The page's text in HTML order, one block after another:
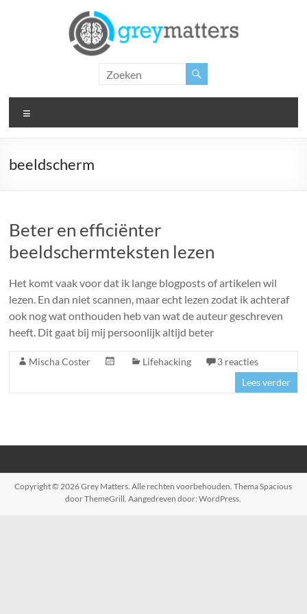
Matters
Insight.
Inspiration.
beeldscherm
Beter en efficiënter
beeldschermteksten lezen
Het komt vaak voor dat ik lange blogposts of artikelen wil
lezen. En dan niet scannen, maar echt lezen zodat ik achteraf
ook nog wat onthouden heb van wat de auteur geschreven
heeft. Dit gaat bij mij persoonlijk altijd beter
Mischa Coster Lifehacking
3 reacties
Lees verder
Copyright © 2026Grey Matters. Alle rechten voorbehouden. ThemaSpacious
door ThemeGrill. Aangedreven door:WordPress.